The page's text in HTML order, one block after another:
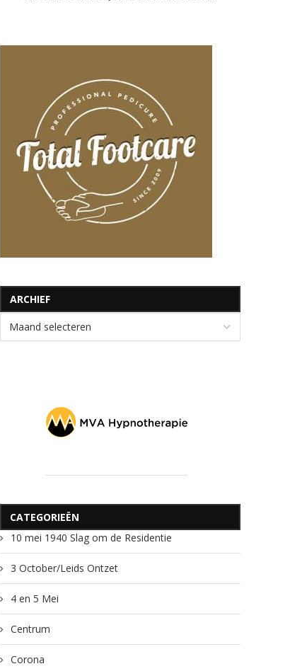
ARCHIEF
CATEGORIEËN
10 mei 1940 Slag om de Residentie
3 October/Leids Ontzet
4 en 5 Mei
Centrum
Corona